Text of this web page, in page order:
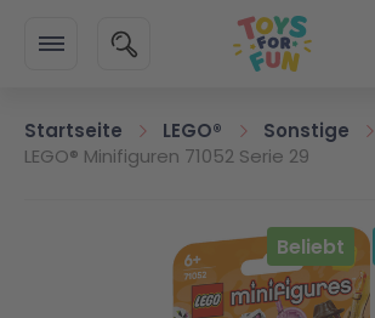
SUCHE
Startseite LEGO®
Sonstige
LEGO® Minifiguren 71052 Serie 29
Zum Ende der Bildgalerie springenBeliebt